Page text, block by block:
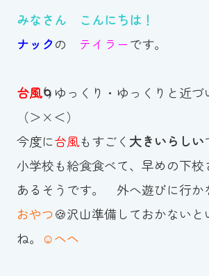
採用情報
お知らせ
カレンダー
波スイタイムズ
お問い合わせ
Tel.098-863-
みなさん こんにちは！
ナックの テイラーです。
台風🌀ゆっくり・ゆっくりと近づ
（＞×＜）
今度に台風もすごく 大きいらしい
小学校も給食食べて、早めの下校
あるそうです。 外へ遊びに行か
おやつ🍪沢山準備しておかない
ね。 ☺へへ